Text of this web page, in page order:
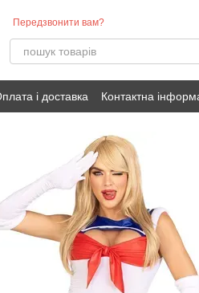
Передзвонити вам?
і доставка Контактна